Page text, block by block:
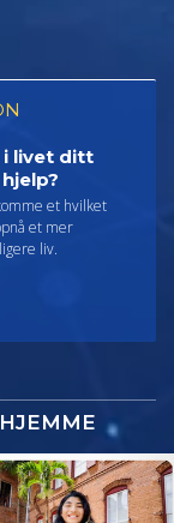
i livet ditt
et hvilket
et mer
liv.